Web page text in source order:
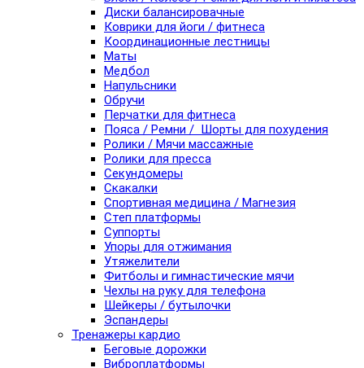
Диски балансировачные
Коврики для йоги / фитнеса
Координационные лестницы
Маты
Медбол
Напульсники
Обручи
Перчатки для фитнеса
Пояса / Ремни / Шорты для похудения
Ролики / Мячи массажные
Ролики для пресса
Секундомеры
Скакалки
Спортивная медицина / Магнезия
Степ платформы
Суппорты
Упоры для отжимания
Утяжелители
Фитболы и гимнастические мячи
Чехлы на руку для телефона
Шейкеры / бутылочки
Эспандеры
Тренажеры кардио
Беговые дорожки
Виброплатформы